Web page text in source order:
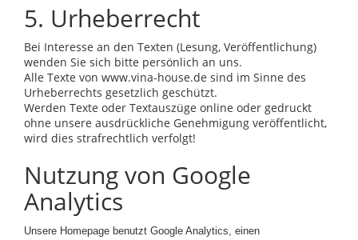
5. Urheberrecht
Bei Interesse an den Texten (Lesung, Veröffentlichung)
wenden Sie sich bitte persönlich an uns.
Alle Texte von www.vina-house.de sind im Sinne des
Urheberrechts gesetzlich geschützt.
Werden Texte oder Textauszüge online oder gedruckt
ohne unsere ausdrückliche Genehmigung veröffentlicht,
wird dies strafrechtlich verfolgt!
Nutzung von Google
Analytics
Unsere Homepage benutzt Google Analytics, einen